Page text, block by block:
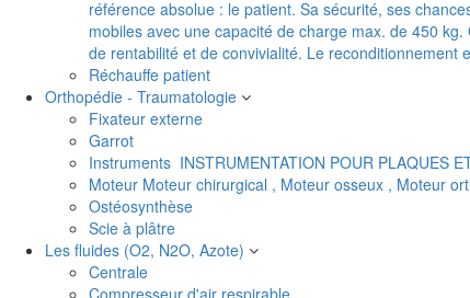
référence absolue : le patient. Sa sécurité, ses
mobiles avec une capacité de charge max. de 450
de rentabilité et de convivialité. Le
Réchauffe patient
Orthopédie - Traumatologie
Fixateur externe
Garrot
Instruments INSTRUMENTATION POUR PLAQUES
Moteur Moteur chirurgical , Moteur osseux , Moteur
Ostéosynthèse
Scie à plâtre
Les fluides (O2, N2O, Azote)
Centrale
Compresseur d'air respirable